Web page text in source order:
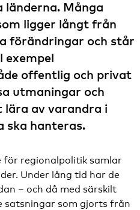
länderna. Många
ligger långt från
förändringar och står
offentlig och privat
utmaningar och
av varandra i
ska hanteras.
regionalpolitik samlar
Under lång tid har de
– och då med särskilt
satsningar som gjorts från